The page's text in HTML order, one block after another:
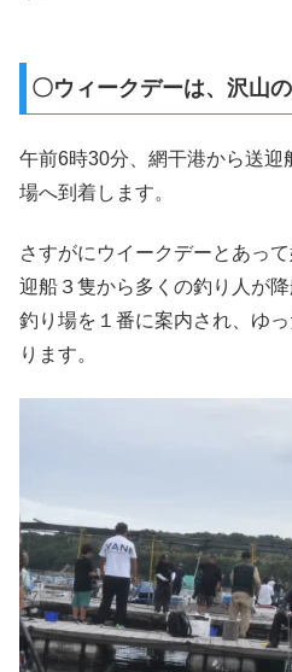
〇ウィークデーは、沢山
午前6時30分、網干港から送迎
場へ到着します。
さすがにウイークデーとあっ
迎船３隻から多くの釣り人が
釣り場を１番に案内され、ゆ
ります。